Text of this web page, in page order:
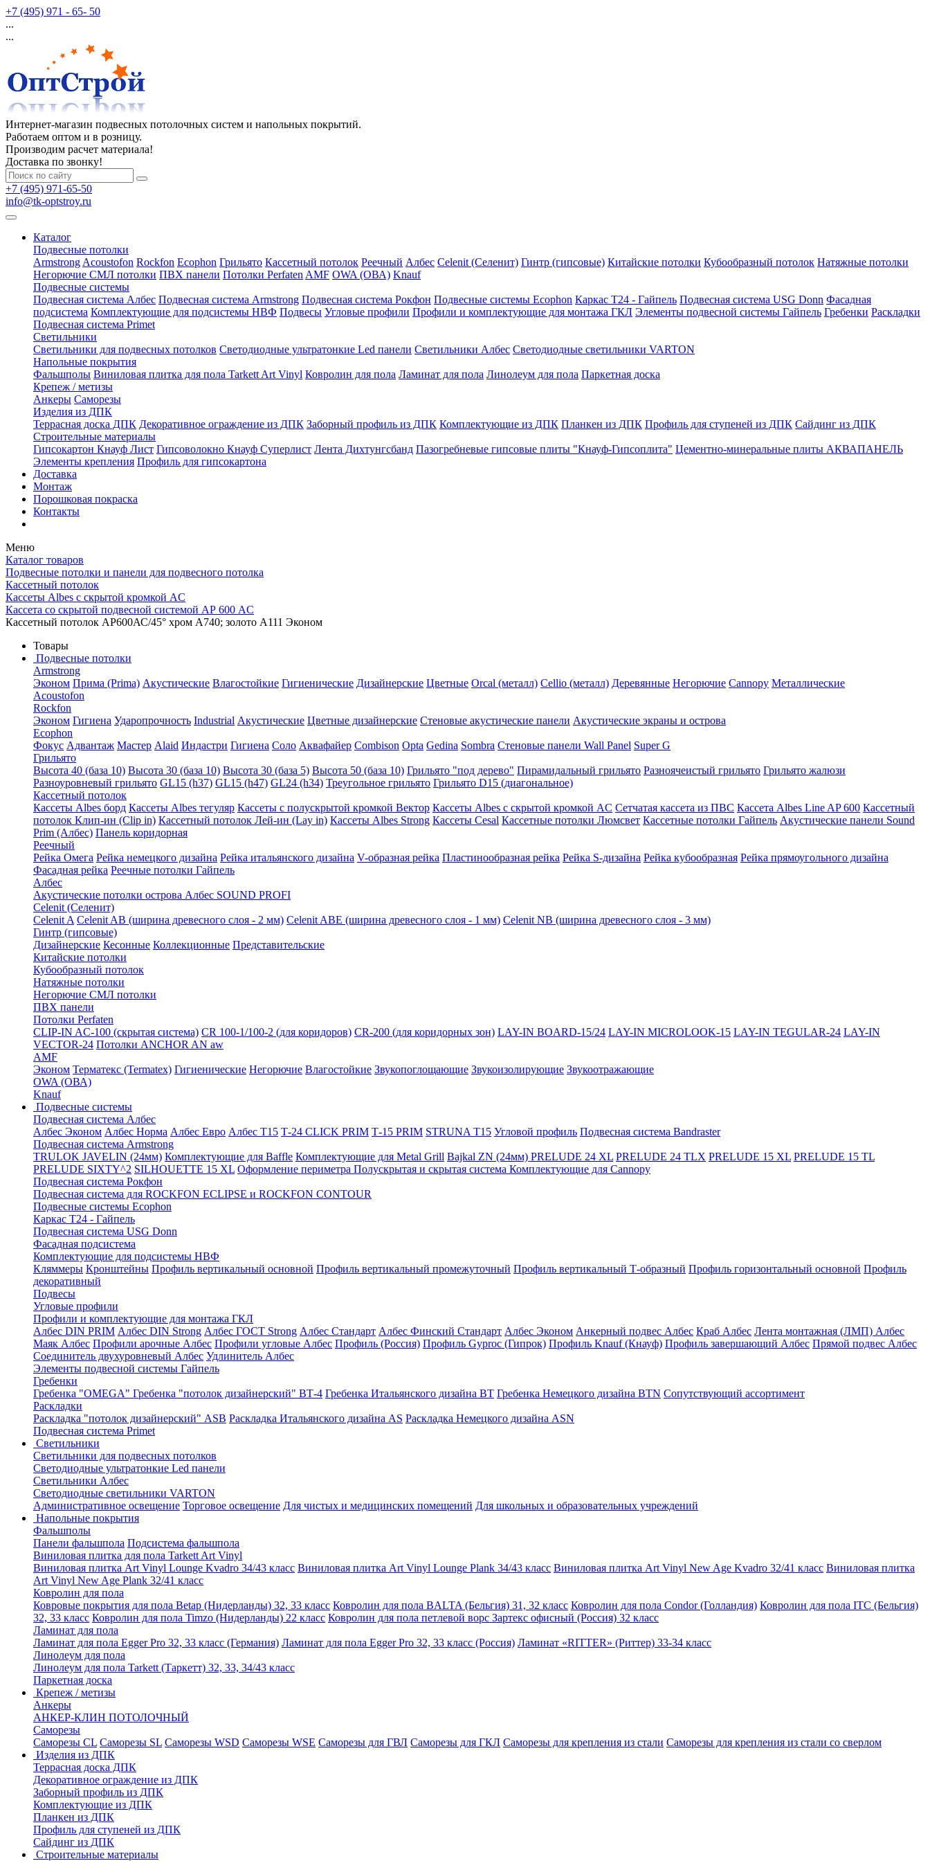
+7 (495) 971 - 65- 50
...
...
Интернет-магазин подвесных потолочных систем и напольных покрытий.
Работаем оптом и в розницу.
Производим расчет материала!
Доставка по звонку!
+7 (495) 971-65-50
info@tk-optstroy.ru
Каталог
Подвесные потолки
Armstrong Acoustofon Rockfon Ecophon Грильято Кассетный потолок Реечный Албес Celenit (Селенит) Гинтр (гипсовые) Китайские потолки Кубообразный потолок Натяжные потолки
Негорючие СМЛ потолки ПВХ панели Потолки Perfaten AMF OWA (ОВА) Knauf
Подвесные системы
Подвесная система Албес Подвесная система Armstrong Подвесная система Рокфон Подвесные системы Ecophon Каркас Т24 - Гайпель Подвесная система USG Donn Фасадная
подсистема Комплектующие для подсистемы НВФ Подвесы Угловые профили Профили и комплектующие для монтажа ГКЛ Элементы подвесной системы Гайпель Гребенки Раскладки
Подвесная система Primet
Светильники
Светильники для подвесных потолков Светодиодные ультратонкие Led панели Светильники Албес Светодиодные светильники VARTON
Напольные покрытия
Фальшполы Виниловая плитка для пола Tarkett Art Vinyl Ковролин для пола Ламинат для пола Линолеум для пола Паркетная доска
Крепеж / метизы
Анкеры Саморезы
Изделия из ДПК
Террасная доска ДПК Декоративное ограждение из ДПК Заборный профиль из ДПК Комплектующие из ДПК Планкен из ДПК Профиль для ступеней из ДПК Сайдинг из ДПК
Строительные материалы
Гипсокартон Кнауф Лист Гипсоволокно Кнауф Суперлист Лента Дихтунгсбанд Пазогребневые гипсовые плиты "Кнауф-Гипсоплита" Цементно-минеральные плиты АКВАПАНЕЛЬ
Элементы крепления Профиль для гипсокартона
Доставка
Монтаж
Порошковая покраска
Контакты
Меню
Каталог товаров
Подвесные потолки и панели для подвесного потолка
Кассетный потолок
Кассеты Albes с скрытой кромкой AC
Кассета со скрытой подвесной системой АР 600 AC
Кассетный потолок AP600АС/45° хром А740; золото А111 Эконом
Товары
Подвесные потолки
Armstrong
Эконом Прима (Prima) Акустические Влагостойкие Гигиенические Дизайнерские Цветные Orcal (металл) Cellio (металл) Деревянные Негорючие Cannopy Металлические
Acoustofon
Rockfon
Эконом Гигиена Ударопрочность Industrial Акустические Цветные дизайнерские Стеновые акустические панели Акустические экраны и острова
Ecophon
Фокус Адвантаж Мастер Alaid Индастри Гигиена Соло Аквафайер Combison Opta Gedina Sombra Стеновые панели Wall Panel Super G
Грильято
Высота 40 (база 10) Высота 30 (база 10) Высота 30 (база 5) Высота 50 (база 10) Грильято "под дерево" Пирамидальный грильято Разноячеистый грильято Грильято жалюзи
Разноуровневый грильято GL15 (h37) GL15 (h47) GL24 (h34) Треугольное грильято Грильято D15 (диагональное)
Кассетный потолок
Кассеты Albes борд Кассеты Albes тегуляр Кассеты с полускрытой кромкой Вектор Кассеты Albes с скрытой кромкой AC Сетчатая кассета из ПВС Кассета Albes Line AP 600 Кассетный
потолок Клип-ин (Clip in) Кассетный потолок Лей-ин (Lay in) Кассеты Albes Strong Кассеты Cesal Кассетные потолки Люмсвет Кассетные потолки Гайпель Акустические панели Sound
Prim (Албес) Панель коридорная
Реечный
Рейка Омега Рейка немецкого дизайна Рейка итальянского дизайна V-образная рейка Пластинообразная рейка Рейка S-дизайна Рейка кубообразная Рейка прямоугольного дизайна
Фасадная рейка Реечные потолки Гайпель
Албес
Акустические потолки острова Албес SOUND PROFI
Celenit (Селенит)
Celenit A Celenit AB (ширина древесного слоя - 2 мм) Celenit ABE (ширина древесного слоя - 1 мм) Celenit NB (ширина древесного слоя - 3 мм)
Гинтр (гипсовые)
Дизайнерские Кесонные Коллекционные Представительские
Китайские потолки
Кубообразный потолок
Натяжные потолки
Негорючие СМЛ потолки
ПВХ панели
Потолки Perfaten
CLIP-IN AC-100 (скрытая система) CR 100-1/100-2 (для коридоров) CR-200 (для коридорных зон) LAY-IN BOARD-15/24 LAY-IN MICROLOOK-15 LAY-IN TEGULAR-24 LAY-IN
VECTOR-24 Потолки ANCHOR AN aw
AMF
Эконом Терматекс (Termatex) Гигиенические Негорючие Влагостойкие Звукопоглощающие Звукоизолирующие Звукоотражающие
OWA (ОВА)
Knauf
Подвесные системы
Подвесная система Албес
Албес Эконом Албес Норма Албес Евро Албес T15 Т-24 CLICK PRIM Т-15 PRIM STRUNA Т15 Угловой профиль Подвесная система Bandraster
Подвесная система Armstrong
TRULOK JAVELIN (24мм) Комплектующие для Baffle Комплектующие для Metal Grill Bajkal ZN (24мм) PRELUDE 24 XL PRELUDE 24 TLX PRELUDE 15 XL PRELUDE 15 TL
PRELUDE SIXTY^2 SILHOUETTE 15 XL Оформление периметра Полускрытая и скрытая система Комплектующие для Cannopy
Подвесная система Рокфон
Подвесная система для ROCKFON ECLIPSE и ROCKFON CONTOUR
Подвесные системы Ecophon
Каркас Т24 - Гайпель
Подвесная система USG Donn
Фасадная подсистема
Комплектующие для подсистемы НВФ
Кляммеры Кронштейны Профиль вертикальный основной Профиль вертикальный промежуточный Профиль вертикальный Т-образный Профиль горизонтальный основной Профиль
декоративный
Подвесы
Угловые профили
Профили и комплектующие для монтажа ГКЛ
Албес DIN PRIM Албес DIN Strong Албес ГОСТ Strong Албес Стандарт Албес Финский Стандарт Албес Эконом Анкерный подвес Албес Краб Албес Лента монтажная (ЛМП) Албес
Маяк Албес Профили арочные Албес Профили угловые Албес Профиль (Россия) Профиль Gyproc (Гипрок) Профиль Knauf (Кнауф) Профиль завершающий Албес Прямой подвес Албес
Соединитель двухуровневый Албес Удлинитель Албес
Элементы подвесной системы Гайпель
Гребенки
Гребенка "OMEGA" Гребенка "потолок дизайнерский" ВТ-4 Гребенка Итальянского дизайна BT Гребенка Немецкого дизайна ВТN Сопутствующий ассортимент
Раскладки
Раскладка "потолок дизайнерский" ASB Раскладка Итальянского дизайна AS Раскладка Немецкого дизайна АSN
Подвесная система Primet
Светильники
Светильники для подвесных потолков
Светодиодные ультратонкие Led панели
Светильники Албес
Светодиодные светильники VARTON
Административное освещение Торговое освещение Для чистых и медицинских помещений Для школьных и образовательных учреждений
Напольные покрытия
Фальшполы
Панели фальшпола Подсистема фальшпола
Виниловая плитка для пола Tarkett Art Vinyl
Виниловая плитка Art Vinyl Lounge Kvadro 34/43 класс Виниловая плитка Art Vinyl Lounge Plank 34/43 класс Виниловая плитка Art Vinyl New Age Kvadro 32/41 класс Виниловая плитка
Art Vinyl New Age Plank 32/41 класс
Ковролин для пола
Ковровые покрытия для пола Betap (Нидерланды) 32, 33 класс Ковролин для пола BALTA (Бельгия) 31, 32 класс Ковролин для пола Condor (Голландия) Ковролин для пола ITC (Бельгия)
32, 33 класс Ковролин для пола Timzo (Нидерланды) 22 класс Ковролин для пола петлевой ворс Зартекс офисный (Россия) 32 класс
Ламинат для пола
Ламинат для пола Egger Pro 32, 33 класс (Германия) Ламинат для пола Egger Pro 32, 33 класс (Россия) Ламинат «RITTER» (Риттер) 33-34 класс
Линолеум для пола
Линолеум для пола Tarkett (Таркетт) 32, 33, 34/43 класс
Паркетная доска
Крепеж / метизы
Анкеры
АНКЕР-КЛИН ПОТОЛОЧНЫЙ
Саморезы
Саморезы CL Саморезы SL Саморезы WSD Саморезы WSE Саморезы для ГВЛ Саморезы для ГКЛ Саморезы для крепления из стали Саморезы для крепления из стали со сверлом
Изделия из ДПК
Террасная доска ДПК
Декоративное ограждение из ДПК
Заборный профиль из ДПК
Комплектующие из ДПК
Планкен из ДПК
Профиль для ступеней из ДПК
Сайдинг из ДПК
Строительные материалы